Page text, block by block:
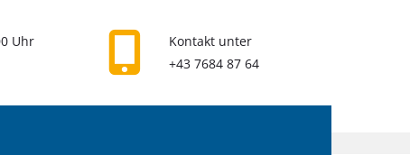
Uhr

Kontakt unter
+43 7684 87 64